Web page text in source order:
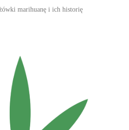
marihuanę i ich historię